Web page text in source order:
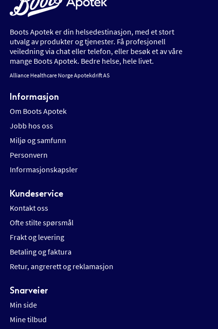
Boots Apotek er din helsedestinasjon, med et stort
utvalg av produkter og tjenester. Få profesjonell
veiledning via chat eller telefon, eller besøk et av våre
mange Boots Apotek. Bedre helse, hele livet.
Alliance Healthcare Norge Apotekdrift AS
Informasjon
Om Boots Apotek
Jobb hos oss
Miljø og samfunn
Personvern
Informasjonskapsler
Kundeservice
Kontakt oss
Ofte stilte spørsmål
Frakt og levering
Betaling og faktura
Retur, angrerett og reklamasjon
Snarveier
Min side
Mine tilbud